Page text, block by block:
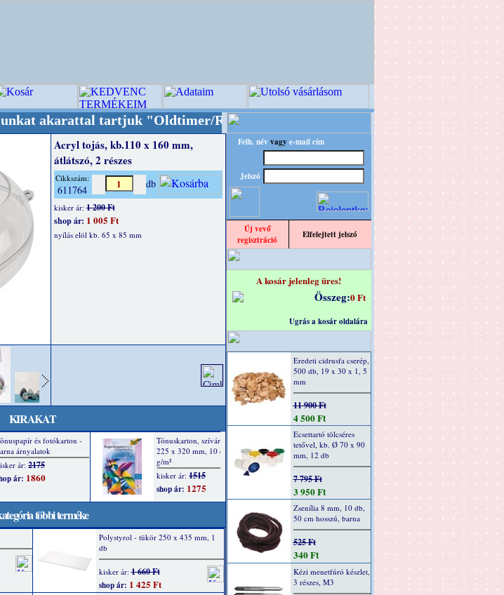
tartjuk "Oldtimer/RETRO" designba!
+++++++ OPITEC - A Kreatív
Acryl tojás, kb.110 x 160 mm,
átlátszó, 2 részes
Cikkszám:
611764 db
kisker ár:1 200 Ft
shop ár: 1 005 Ft
nyílás elöl kb. 65 x 85 mm
KIRAKAT
többi terméke
Polystyrol - tükör 250 x 435 mm, 1
db
kisker ár:1 660 Ft
shop ár: 1 425 Ft
Felh. név vagy e-mail cím
Jelszó
Új vevő
regisztráció
Elfelejtett jelszó
A kosár jelenleg üres!
Összeg:0 Ft
Ugrás a kosár oldalára
Eredeti cidrusfa cserép,
500 db, 19 x 30 x 1, 5
mm
11 900 Ft
4 500 Ft
Ecsettartó tölcséres
tetővel, kb. Ø 70 x 90
mm, 12 db
7 795 Ft
3 950 Ft
Zsenília 8 mm, 10 db,
50 cm hosszú, barna
525 Ft
340 Ft
Kézi menetfúró készlet,
3 részes, M3